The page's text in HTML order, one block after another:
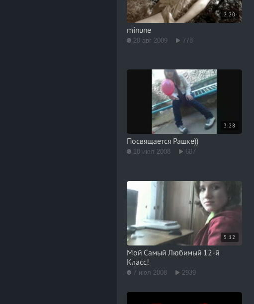
2:20
minune
20 авг 2009 778
3:28
Посвящается Рашке))
10 июл 2008 687
5:12
Мой Самый Любимый 12-й
Класс!
7 июл 2008 2939